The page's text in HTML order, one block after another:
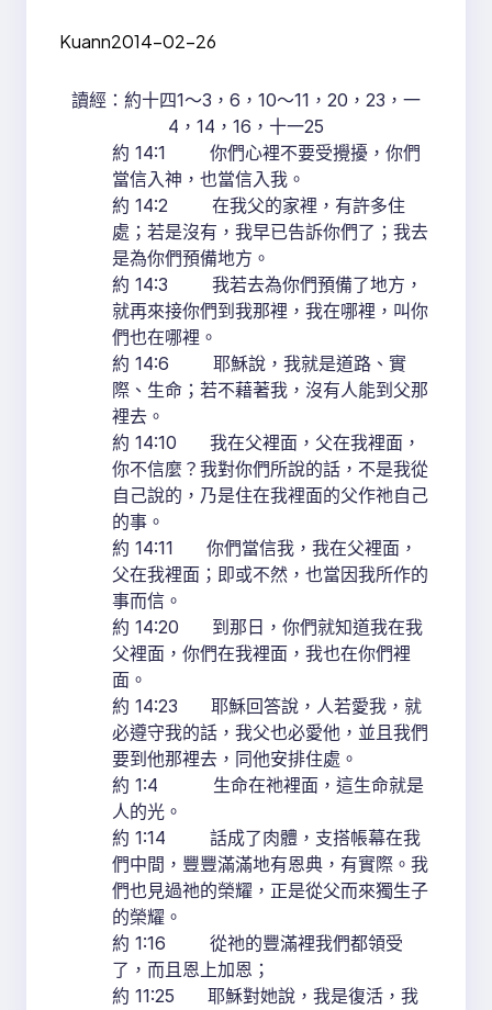
Kuann2014-02-26
讀經：約十四1～3，6，10～11，20，23，一
4，14，16，十一25
約 14:1 你們心裡不要受攪擾，你們
當信入神，也當信入我。
約 14:2 在我父的家裡，有許多住
處；若是沒有，我早已告訴你們了；我去
是為你們預備地方。
約 14:3 我若去為你們預備了地方，
就再來接你們到我那裡，我在哪裡，叫你
們也在哪裡。
約 14:6 耶穌說，我就是道路、實
際、生命；若不藉著我，沒有人能到父那
裡去。
約 14:10 我在父裡面，父在我裡面，
你不信麼？我對你們所說的話，不是我從
自己說的，乃是住在我裡面的父作祂自己
的事。
約 14:11 你們當信我，我在父裡面，
父在我裡面；即或不然，也當因我所作的
事而信。
約 14:20 到那日，你們就知道我在我
父裡面，你們在我裡面，我也在你們裡
面。
約 14:23 耶穌回答說，人若愛我，就
必遵守我的話，我父也必愛他，並且我們
要到他那裡去，同他安排住處。
約 1:4 生命在祂裡面，這生命就是
人的光。
約 1:14 話成了肉體，支搭帳幕在我
們中間，豐豐滿滿地有恩典，有實際。我
們也見過祂的榮耀，正是從父而來獨生子
的榮耀。
約 1:16 從祂的豐滿裡我們都領受
了，而且恩上加恩；
約 11:25 耶穌對她說，我是復活，我